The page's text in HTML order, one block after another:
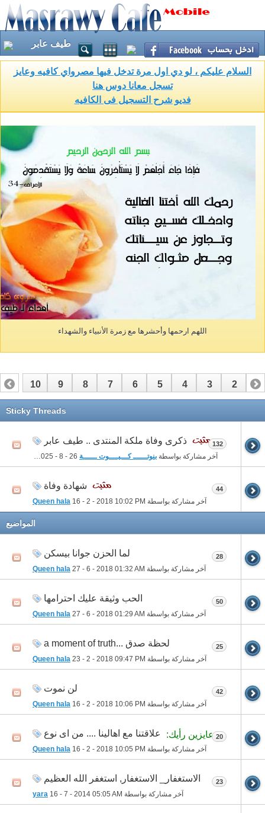
طيف عابر
السلام عليكم ، لو دي اول مرة تدخل فيها مصرواي كافيه وعايز
تسجل معانا دوس هنا
فديو شرح التسجيل فى الكافيه
اللهم ارحمها وأحشرها مع زمرة الأنبياء والشهداء
1
2
3
4
5
6
7
8
9
10
Sticky Threads
ذكرى وفاة ملكة المنتدى .. طيف عابر
آخر مشاركة بواسطة بنوتــــــ كـــيــــوت ــــــة
132
شهادة وفاة
آخر مشاركة بواسطة Queen hala 16 - 2 - 2018 10:02 PM
44
المواضيع
لما الحزن جوانا بيسكن
آخر مشاركة بواسطة Queen hala 27 - 6 - 2018 01:32 AM
28
الحب وثيقة عليك احترامها
آخر مشاركة بواسطة Queen hala 27 - 6 - 2018 01:29 AM
50
لحظة صدق ...a moment of truth
آخر مشاركة بواسطة Queen hala 23 - 2 - 2018 09:47 PM
25
لن نموت
آخر مشاركة بواسطة Queen hala 16 - 2 - 2018 10:06 PM
42
عايزين رأيك: علاقتنا مع اهالينا .... من اى نوع
آخر مشاركة بواسطة Queen hala 16 - 2 - 2018 10:05 PM
20
الاستغفار_ الاستغفار, استغفر الله العظيم
آخر مشاركة بواسطة yara 16 - 7 - 2014 05:05 AM
23